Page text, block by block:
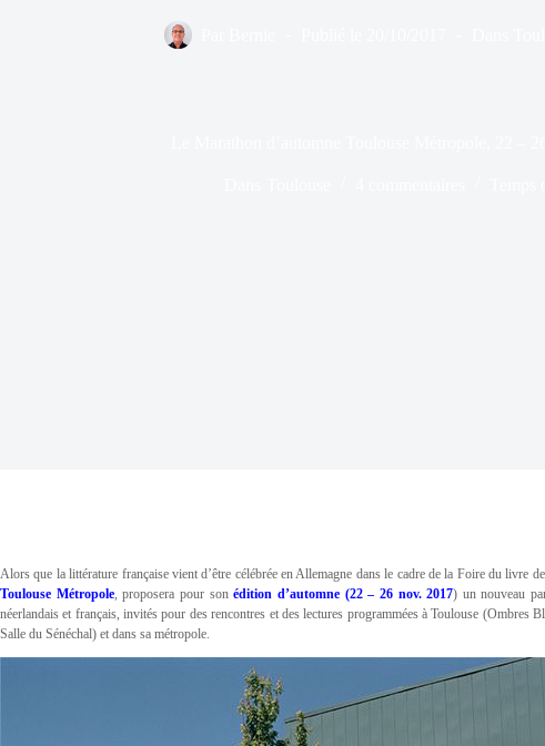
Alors que la littérature française vient d’être célébrée en Allemagne dans le cadre de la Foire du livre
Toulouse Métropole, proposera pour sonédition d’automne (22 – 26 nov. 2017) un nouveau
néerlandais et français, invités pour des rencontres et des lectures programmées à Toulouse (Ombres
Salle du Sénéchal) et dans sa métropole.